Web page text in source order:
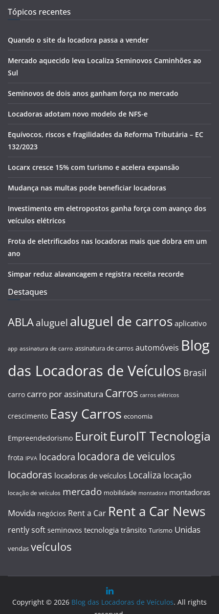
Tópicos recentes
Quando o site da locadora passa a vender
Mercado aquecido leva Localiza Seminovos Caminhões ao
Sul
Seminovos de dois anos ganham força no mercado
Locadoras adotam novo modelo de NFS-e
Equívocos, riscos e fragilidades da Reforma Tributária – EC
132/2023
Locarx cresce 15% com turismo e acelera expansão
Mudança nas multas pode beneficiar locadoras
Investimento em eletropostos ganha força com avanço dos
veículos elétricos
Frota de eletrificados nas locadoras mais que dobra em um
ano
Simpar reduz alavancagem e registra receita recorde
Destaques
ABLA aluguel aluguel de carros aplicativo
app assinatura de carro assinatura de carros automóveis Blog
das Locadoras de Veículos Brasil
carro carro por assinatura Carros carros elétricos
crescimento Easy Carros economia
Empreendedorismo Euroit EuroIT Tecnologia
frota IPVA locadora locadora de veiculos
locadoras locadoras de veículos Localiza locação
locação de veículos mercado mobilidade montadora montadoras
Movida negócios Rent a Car Rent a Car News
rently soft seminovos tecnologia trânsito Turismo Unidas
vendas veículos
Copyright © 2026 Blog das Locadoras de Veículos. All rights